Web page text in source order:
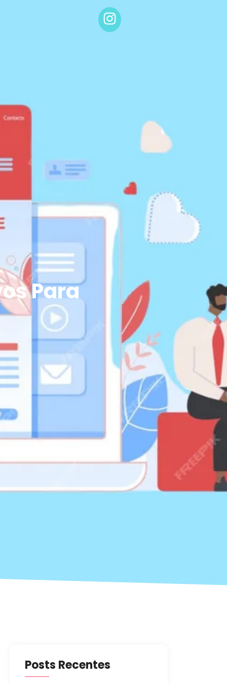
Para
Posts Recentes